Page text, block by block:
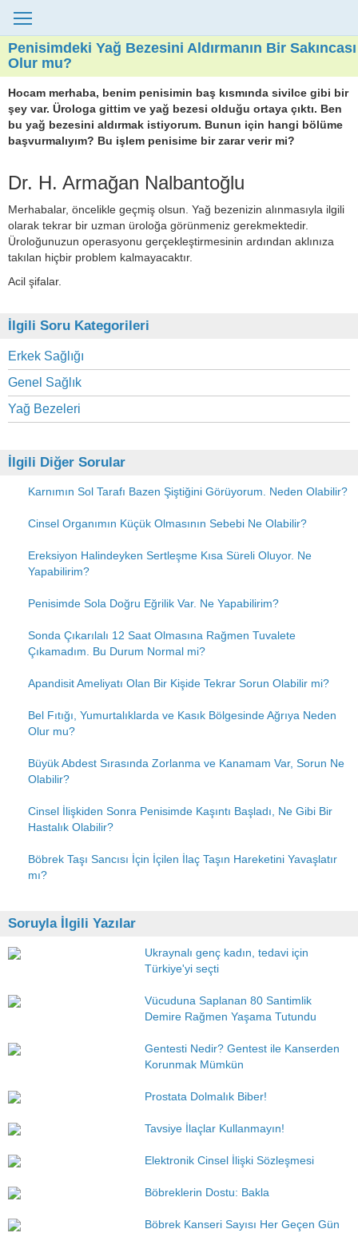
Penisimdeki Yağ Bezesini Aldırmanın Bir Sakıncası
Olur mu?
Hocam merhaba, benim penisimin baş kısmında sivilce gibi bir
şey var. Ürologa gittim ve yağ bezesi olduğu ortaya çıktı. Ben
bu yağ bezesini aldırmak istiyorum. Bunun için hangi bölüme
başvurmalıyım? Bu işlem penisime bir zarar verir mi?
Dr. H. Armağan Nalbantoğlu
Merhabalar, öncelikle geçmiş olsun. Yağ bezenizin alınmasıyla ilgili
olarak tekrar bir uzman üroloğa görünmeniz gerekmektedir.
Üroloğunuzun operasyonu gerçekleştirmesinin ardından aklınıza
takılan hiçbir problem kalmayacaktır.
Acil şifalar.
İlgili Soru Kategorileri
Erkek Sağlığı
Genel Sağlık
Yağ Bezeleri
İlgili Diğer Sorular
Karnımın Sol Tarafı Bazen Şiştiğini Görüyorum. Neden Olabilir?
Cinsel Organımın Küçük Olmasının Sebebi Ne Olabilir?
Ereksiyon Halindeyken Sertleşme Kısa Süreli Oluyor. Ne
Yapabilirim?
Penisimde Sola Doğru Eğrilik Var. Ne Yapabilirim?
Sonda Çıkarılalı 12 Saat Olmasına Rağmen Tuvalete
Çıkamadım. Bu Durum Normal mi?
Apandisit Ameliyatı Olan Bir Kişide Tekrar Sorun Olabilir mi?
Bel Fıtığı, Yumurtalıklarda ve Kasık Bölgesinde Ağrıya Neden
Olur mu?
Büyük Abdest Sırasında Zorlanma ve Kanamam Var, Sorun Ne
Olabilir?
Cinsel İlişkiden Sonra Penisimde Kaşıntı Başladı, Ne Gibi Bir
Hastalık Olabilir?
Böbrek Taşı Sancısı İçin İçilen İlaç Taşın Hareketini Yavaşlatır
mı?
Soruyla İlgili Yazılar
Ukraynalı genç kadın, tedavi için
Türkiye'yi seçti
Vücuduna Saplanan 80 Santimlik
Demire Rağmen Yaşama Tutundu
Gentesti Nedir? Gentest ile Kanserden
Korunmak Mümkün
Prostata Dolmalık Biber!
Tavsiye İlaçlar Kullanmayın!
Elektronik Cinsel İlişki Sözleşmesi
Böbreklerin Dostu: Bakla
Böbrek Kanseri Sayısı Her Geçen Gün